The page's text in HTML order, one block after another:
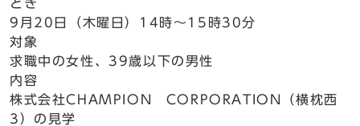
とき
9月20日（木曜日）14時～15時30分
対象
求職中の女性、39歳以下の男性
内容
株式会社CHAMPION CORPORATION（横枕西
3）の見学